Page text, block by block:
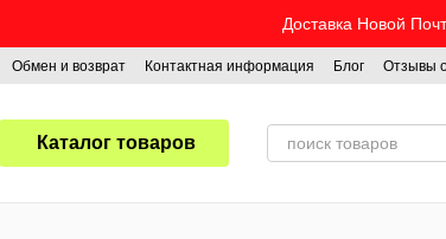
Доставка Новой
Обмен и возврат Контактная информация Блог Отзывы
Каталог товаров